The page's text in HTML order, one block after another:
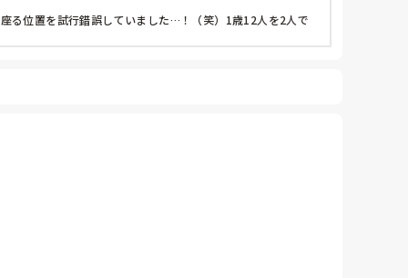
る位置を試行錯誤していました…！（笑）1歳12人を2人で